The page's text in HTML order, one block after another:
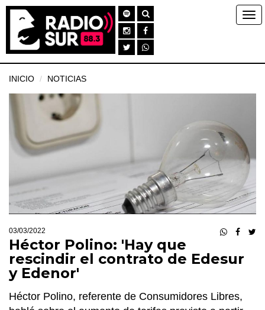
INICIO NOTICIAS
03/03/2022
Héctor Polino: 'Hay que
rescindir el contrato de Edesur
y Edenor'
Héctor Polino, referente de Consumidores Libres,